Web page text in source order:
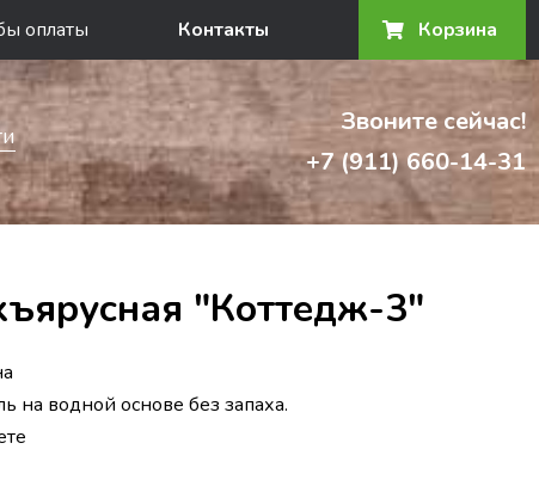
оплаты Контакты Корзина
Звоните сейчас!
+7 (911) 660-14-31
"Коттедж-3"
на водной основе без запаха.